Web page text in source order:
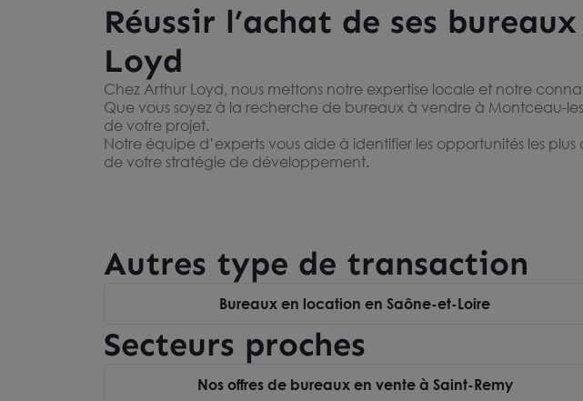
Vous n’avez pas trouvé
Réussir l’achat de ses
Loyd
Chez Arthur Loyd, nous mettons notre expertise locale et notre
Que vous soyez à la recherche de bureaux à vendre à Montceau-
de votre projet.
Notre équipe d’experts vous aide à identifier les opportunités les
de votre stratégie de développement.
Autres type de transaction
Bureaux en location en Saône-et-Loire
Secteurs proches
Nos offres de bureaux en vente à Saint-Remy